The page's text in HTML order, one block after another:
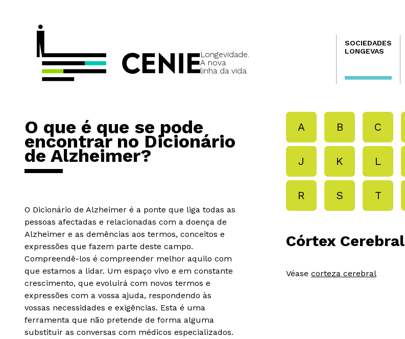
Longevidade.
A nova
linha da vida.
Navegación
principal
SOCIEDADES
LONGEVAS
O que é que se pode
encontrar no Dicionário
de Alzheimer?
O Dicionário de Alzheimer é a ponte que liga todas as
pessoas afectadas e relacionadas com a doença de
Alzheimer e as demências aos termos, conceitos e
expressões que fazem parte deste campo.
Compreendê-los é compreender melhor aquilo com
que estamos a lidar. Um espaço vivo e em constante
crescimento, que evoluirá com novos termos e
expressões com a vossa ajuda, respondendo às
vossas necessidades e exigências. Esta é uma
ferramenta que não pretende de forma alguma
substituir as conversas com médicos especializados.
A B C
J K L
R S T
Córtex Cerebral
Véase corteza cerebral